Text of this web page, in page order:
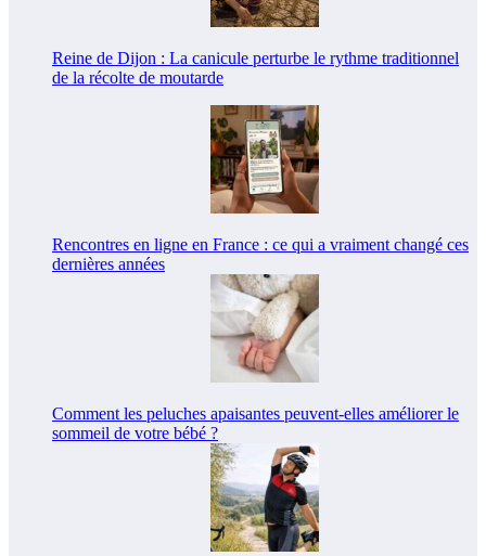
Reine de Dijon : La canicule perturbe le rythme traditionnel
de la récolte de moutarde
Rencontres en ligne en France : ce qui a vraiment changé ces
dernières années
Comment les peluches apaisantes peuvent-elles améliorer le
sommeil de votre bébé ?